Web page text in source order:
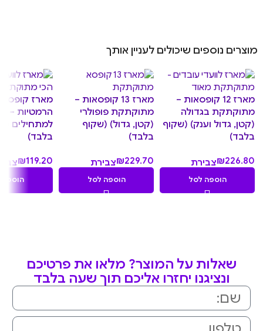
מוצרים נוספים שיכולים לעניין אותך
מארז 12 קופסאות –
מתוקתקת בגדולה
(קטן, גדול וענק) (שקוף
בלבד)
₪226.80
צבירת
22.68
הוספה לסל
מארז 13 קופסאות –
מתוקתקת פופולרי
(קטן, גדול) (שקוף
בלבד)
₪229.70
צבירת
22.97
הוספה לסל
מארז
הרמטיות –
למתחילים
בלבד)
₪119.20
הוספה
שאלות על המוצר? מלאו את פרטיכם
ונציגנו יחזרו אליכם תוך שעה בלבד